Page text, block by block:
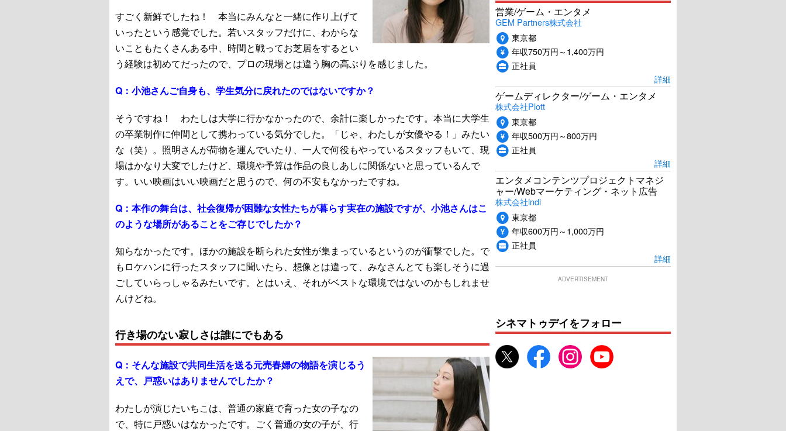
すごく新鮮でしたね！ 本当にみんなと一緒に作り上げて
いったという感覚でした。若いスタッフだけに、わからな
いこともたくさんある中、時間と戦ってお芝居をするとい
う経験は初めてだったので、プロの現場とは違う胸の高ぶりを感じました。
Q： 小池さんご自身も、学生気分に戻れたのではないですか？
そうですね！ わたしは大学に行かなかったので、余計に楽しかったです。本当に大学生
の卒業制作に仲間として携わっている気分でした。「じゃ、わたしが女優やる！」みたい
な（笑）。照明さんが荷物を運んでいたり、一人で何役もやっているスタッフもいて、現
場はかなり大変でしたけど、環境や予算は作品の良しあしに関係ないと思っているんで
す。いい映画はいい映画だと思うので、何の不安もなかったですね。
Q： 本作の舞台は、社会復帰が困難な女性たちが暮らす実在の施設ですが、小池さんはこ
のような場所があることをご存じでしたか？
知らなかったです。ほかの施設を断られた女性が集まっているというのが衝撃でした。で
もロケハンに行ったスタッフに聞いたら、想像とは違って、みなさんとても楽しそうに過
ごしていらっしゃるみたいです。とはいえ、それがベストな環境ではないのかもしれませ
んけどね。
行き場のない寂しさは誰にでもある
Q： そんな施設で共同生活を送る元売春婦の物語を演じるう
えで、戸惑いはありませんでしたか？
わたしが演じたいちこは、普通の家庭で育った女の子なの
で、特に戸惑いはなかったです。ごく普通の女の子が、行
営業/ゲーム・エンタメ
GEM Partners株式会社
東京都
年収750万円～1,400万円
正社員
詳細
ゲームディレクター/ゲーム・エンタメ
株式会社Plott
東京都
年収500万円～800万円
正社員
詳細
エンタメコンテンツプロジェクトマネジ
ャー/Webマーケティング・ネット広告
株式会社indi
東京都
年収600万円～1,000万円
正社員
詳細
ADVERTISEMENT
シネマトゥデイをフォロー